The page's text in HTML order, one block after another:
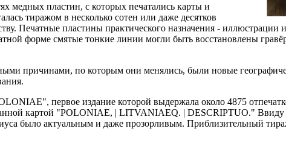
медных пластин, с которых печатались карты и
тиражом в несколько сотен или даже десятков
Печатные пластины практического назначения - иллюстрации
форме смятые тонкие линии могли быть восстановлены
причинами, по которым они менялись, были новые
первое издание которой выдержала около 4875
картой "POLONIAE, | LITVANIAEQ. | DESCRIPTUO."
было актуальным и даже прозорливым. Приблизительный